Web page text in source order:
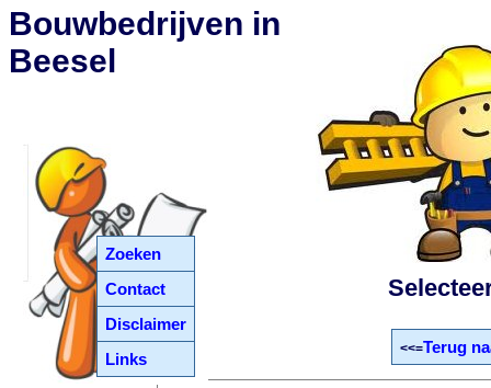
Zoeken
Contact
Disclaimer
Links
Bouwbedrijven in
Beesel
<<=Terug